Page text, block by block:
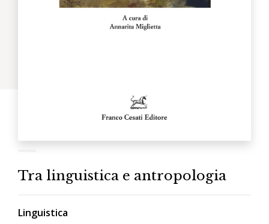
Tra linguistica e antropologia
Linguistica